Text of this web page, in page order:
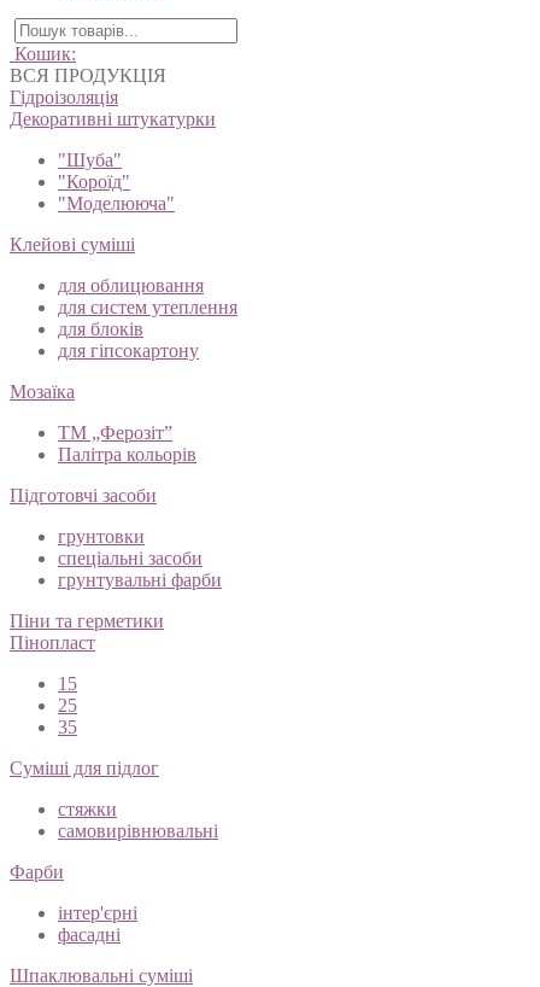
Кошик:
ВСЯ ПРОДУКЦІЯ
Гідроізоляція
Декоративні штукатурки
"Шуба"
"Короїд"
"Моделююча"
Клейові суміші
для облицювання
для систем утеплення
для блоків
для гіпсокартону
Мозаїка
ТМ „Ферозіт”
Палітра кольорів
Підготовчі засоби
грунтовки
спеціальні засоби
грунтувальні фарби
Піни та герметики
Пінопласт
15
25
35
Суміші для підлог
стяжки
самовирівнювальні
Фарби
інтер'єрні
фасадні
Шпаклювальні суміші